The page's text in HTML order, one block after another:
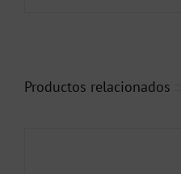
Productos relacionados